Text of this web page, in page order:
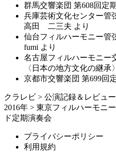
群馬交響楽団 第608回定
兵庫芸術文化センター管
高田 二三夫 より
仙台フィルハーモニー管
fumi より
名古屋フィルハーモニー
〈日本の地方文化の継承〉
京都市交響楽団 第699回
クラレビ > 公演記録＆レビュ
2016年 > 東京フィルハーモニ
ド定期演奏会
プライバシーポリシー
利用規約